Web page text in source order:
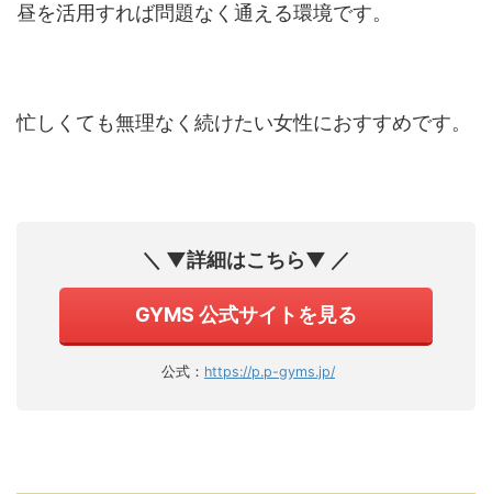
昼を活用すれば問題なく通える環境です。
忙しくても無理なく続けたい女性におすすめです。
＼ ▼詳細はこちら▼ ／
GYMS 公式サイトを見る
公式： https://p.p-gyms.jp/